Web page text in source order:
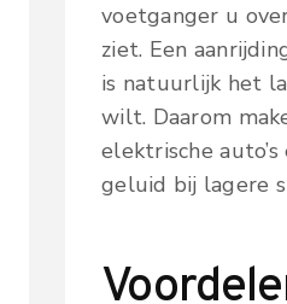
voetganger u
ziet. Een
is natuurlijk het
wilt. Daarom
elektrische
geluid bij lagere